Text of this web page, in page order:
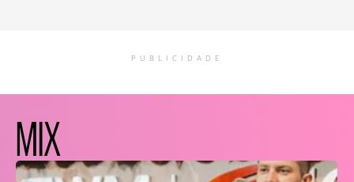
PUBLICIDADE
MIX